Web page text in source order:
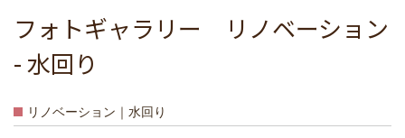
フォトギャラリー リノベーション
- 水回り
リノベーション｜水回り